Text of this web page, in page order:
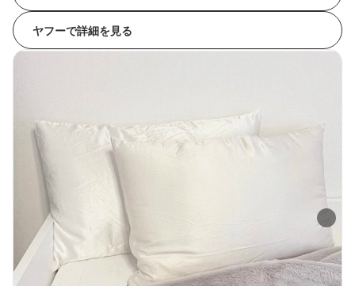
ヤフーで詳細を見る